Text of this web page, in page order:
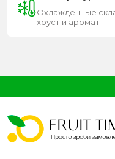
Охлажденные
хруст и аромат